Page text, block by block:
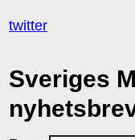
twitter
Sveriges